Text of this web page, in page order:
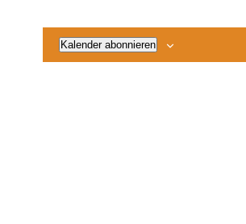
Kalender abonnieren